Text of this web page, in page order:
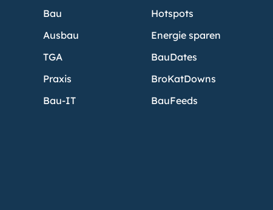
Bau
Ausbau
TGA
Praxis
Bau-IT
Hotspots
Energie sparen
BauDates
BroKatDowns
BauFeeds